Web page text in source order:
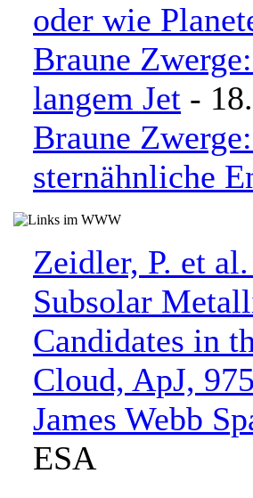
oder wie
Braune
langem Jet -
Braune
sternähnliche
Zeidler, P. et
Subsolar
Candidates in
Cloud, ApJ,
James Webb
ESA